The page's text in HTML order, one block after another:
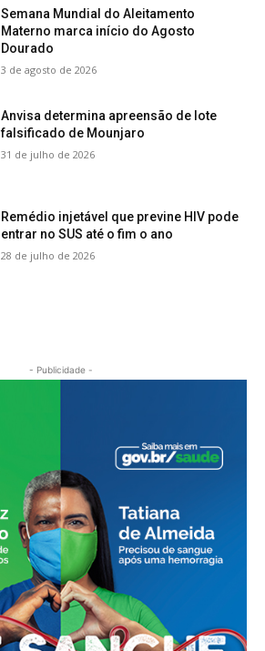
Semana Mundial do Aleitamento
Materno marca início do Agosto
Dourado
3 de agosto de 2026
Anvisa determina apreensão de lote
falsificado de Mounjaro
31 de julho de 2026
Remédio injetável que previne HIV pode
entrar no SUS até o fim o ano
28 de julho de 2026
- Publicidade -